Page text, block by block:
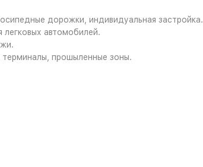
дорожки, индивидуальная застройка.
легковых автомобилей.
терминалы, прошыленные зоны.